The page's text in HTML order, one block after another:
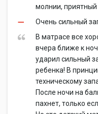
молнии, приятный
Очень сильный
В матрасе все
вчера ближе к
ударил сильный
ребенка! В
техническому
После ночи на
пахнет, только